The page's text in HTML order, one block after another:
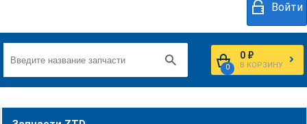
Войти
0
0 ₽
В КОРЗИНУ